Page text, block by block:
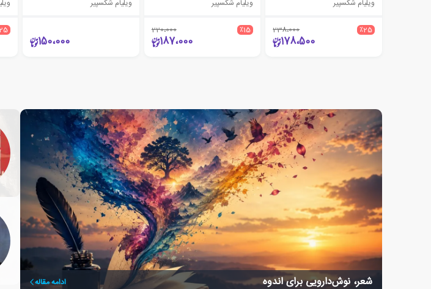
ویلیام شکسپیر
٪25 238،000
178،500
ویلیام شکسپیر
٪15 220،000
187،000
ویلیام شکسپیر
150،000
شعر، نوش‌دارویی برای اندوه ادامه مقاله